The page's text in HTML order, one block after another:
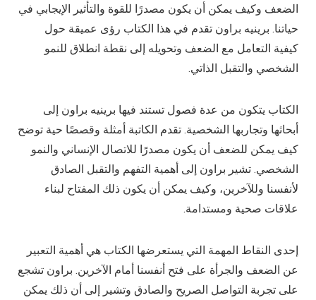
الضعف وكيف يمكن أن يكون مصدرًا للقوة والتأثير الإيجابي في
حياتنا. برينيه براون تقدم في هذا الكتاب رؤى عميقة حول
كيفية التعامل مع الضعف وتحويله إلى نقطة انطلاق للنمو
الشخصي والتقبل الذاتي.
الكتاب يتكون من عدة فصول تستند فيها برينيه براون إلى
أبحاثها وتجاربها الشخصية. تقدم الكاتبة أمثلة وقصصًا حية توضح
كيف يمكن للضعف أن يكون مصدرًا للاتصال الإنساني والنمو
الشخصي. تشير براون إلى أهمية التفهم والتقبل الصادق
لأنفسنا وللآخرين، وكيف يمكن أن يكون ذلك المفتاح لبناء
علاقات صحية ومستدامة.
إحدى النقاط المهمة التي يستعرضها الكتاب هي أهمية التعبير
عن الضعف والجرأة على فتح أنفسنا أمام الآخرين. براون تشجع
على تجربة التواصل الصريح والصادق وتشير إلى أن ذلك يمكن